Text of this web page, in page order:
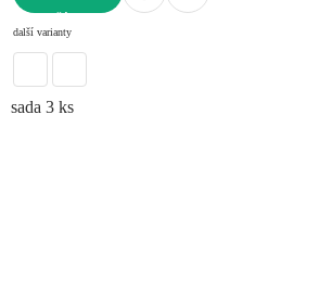
další varianty
sada 3 ks